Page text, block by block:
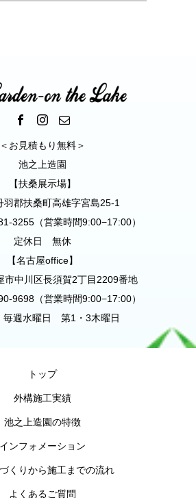
＜お見積もり無料＞
池之上造園
【扶桑展示場】
羽郡扶桑町高雄字宮島25-1
3255（営業時間9:00−17:00）
定休日 無休
【名古屋office】
市中川区長須賀2丁目2209番地
9698（営業時間9:00−17:00）
週水曜日 第1・3木曜日
トップ
外構施工実績
池之上造園の特徴
インフォメーション
くりから施工までの流れ
よくあるご質問